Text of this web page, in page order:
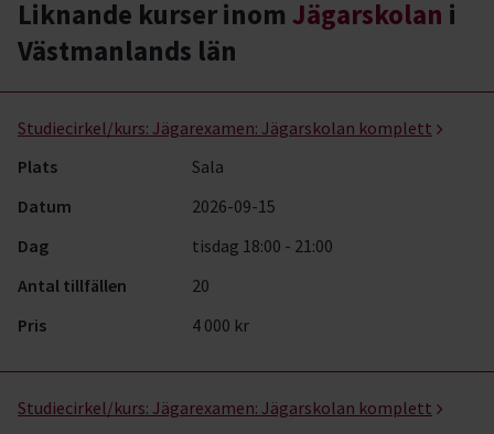
Liknande kurser inom Jägarskolan i
Västmanlands län
Studiecirkel/kurs: Jägarexamen: Jägarskolan komplett
Plats
Sala
Datum
2026-09-15
Dag
tisdag 18:00 - 21:00
Antal tillfällen
20
Pris
4 000 kr
Studiecirkel/kurs: Jägarexamen: Jägarskolan komplett